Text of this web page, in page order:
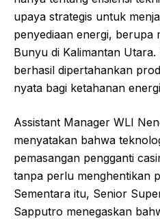
upaya strategis untuk
penyediaan energi, berupa
Bunyu di Kalimantan
berhasil dipertahankan
nyata bagi ketahanan
Assistant Manager WLI
menyatakan bahwa
pemasangan pengganti
tanpa perlu menghentikan
Sementara itu, Senior
Sapputro menegaskan